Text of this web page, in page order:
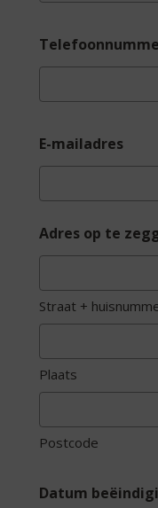
E-mailadres
Adres op te
Straat +
Plaats
Postcode
Datum